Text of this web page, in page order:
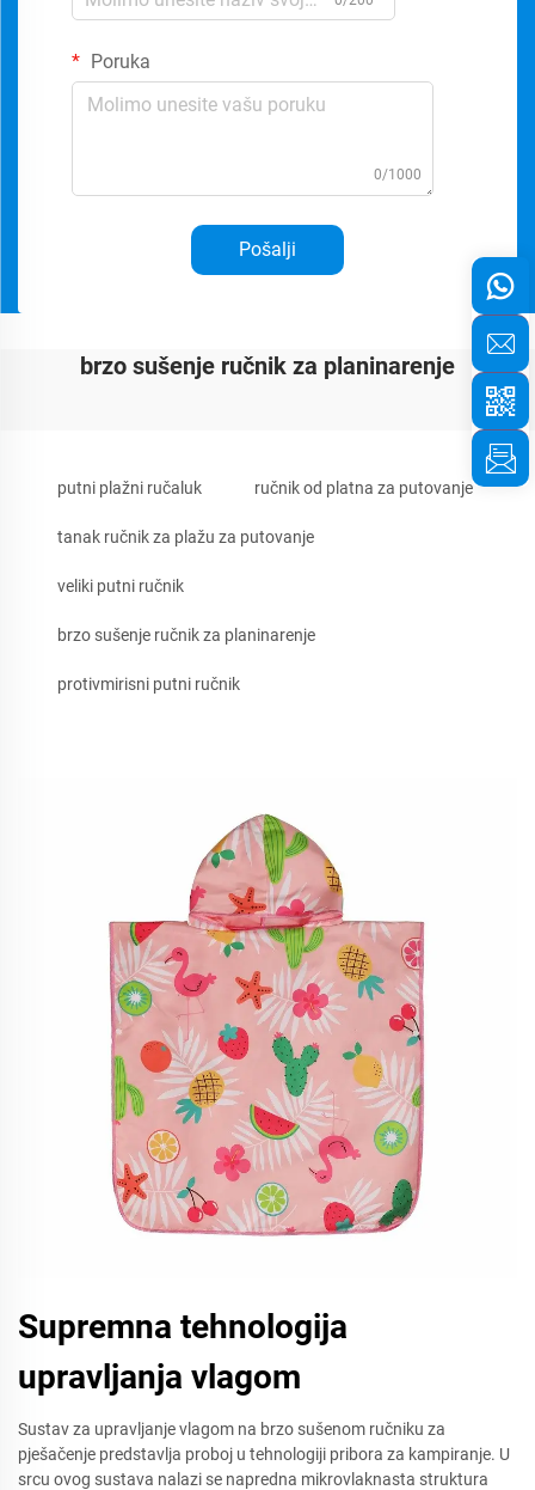
Poruka
0/1000
Pošalji
brzo sušenje ručnik za planinarenje
putni plažni ručaluk ručnik od platna za putovanje
tanak ručnik za plažu za putovanje
veliki putni ručnik
brzo sušenje ručnik za planinarenje
protivmirisni putni ručnik
Supremna tehnologija
upravljanja vlagom
Sustav za upravljanje vlagom na brzo sušenom ručniku za
pješačenje predstavlja proboj u tehnologiji pribora za kampiranje. U
srcu ovog sustava nalazi se napredna mikrovlaknasta struktura